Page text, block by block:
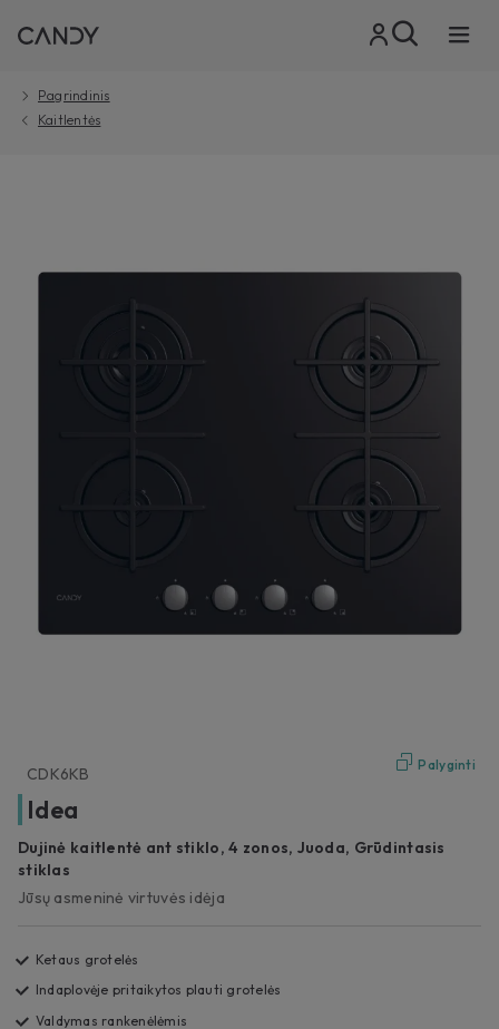
Pagrindinis
Kaitlentės
Palyginti
CDK6KB
Idea
Dujinė kaitlentė ant stiklo, 4 zonos, Juoda, Grūdintasis
stiklas
Jūsų asmeninė virtuvės idėja
Ketaus grotelės
Indaplovėje pritaikytos plauti grotelės
Valdymas rankenėlėmis